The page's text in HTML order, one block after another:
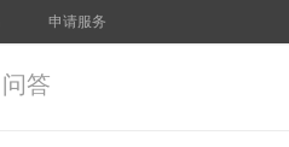
申请服务
问答